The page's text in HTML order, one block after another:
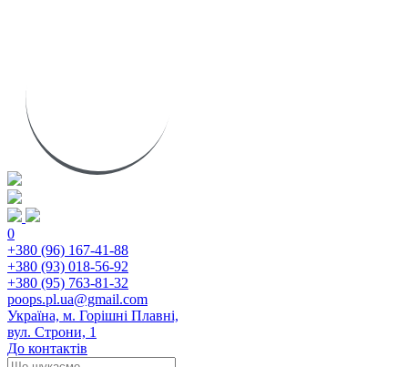
0
+380 (96) 167-41-88
+380 (93) 018-56-92
+380 (95) 763-81-32
poops.pl.ua@gmail.com
Україна, м. Горішні Плавні,
вул. Строни, 1
До контактів